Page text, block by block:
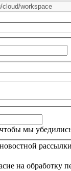
мы
рассылки
на обработку